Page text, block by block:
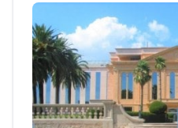
licenciado en
Universidad de
cirugía plástica por la
Universidade Federal